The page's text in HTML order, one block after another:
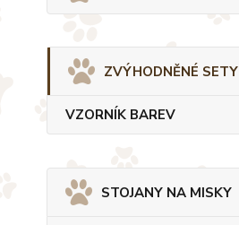
ZVÝHODNĚNÉ SETY
VZORNÍK BAREV
STOJANY NA MISKY